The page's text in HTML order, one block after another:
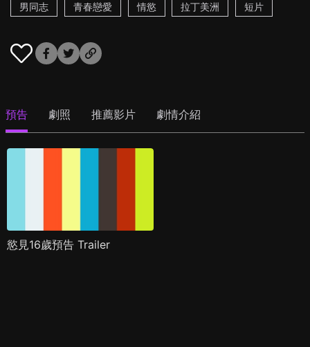
男同志
青春戀愛 情慾 拉丁美洲 短片
預告 劇照 推薦影片 劇情介紹
慾見16歲預告 Trailer